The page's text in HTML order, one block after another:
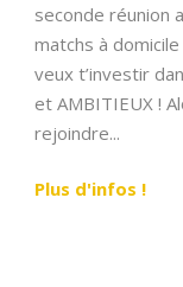
seconde réunion
matchs à
veux t’investir
et AMBITIEUX !
rejoindre...
Plus d'infos !